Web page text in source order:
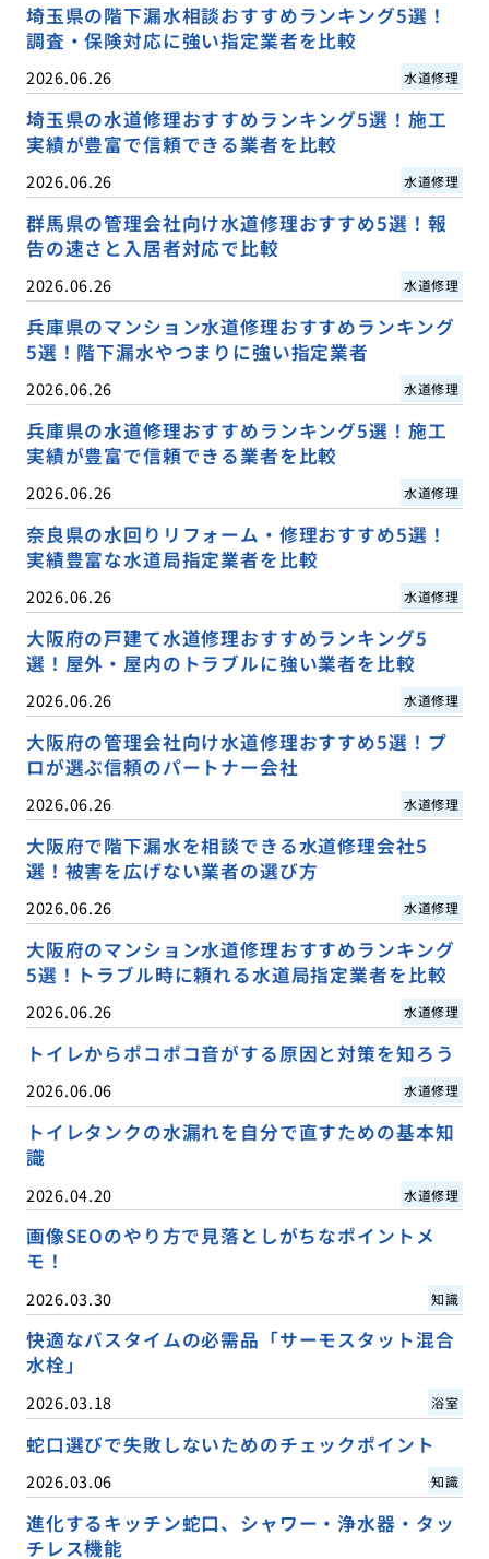
埼玉県の階下漏水相談おすすめランキング5選！
調査・保険対応に強い指定業者を比較
2026.06.26 水道修理
埼玉県の水道修理おすすめランキング5選！施工
実績が豊富で信頼できる業者を比較
2026.06.26 水道修理
群馬県の管理会社向け水道修理おすすめ5選！報
告の速さと入居者対応で比較
2026.06.26 水道修理
兵庫県のマンション水道修理おすすめランキング
5選！階下漏水やつまりに強い指定業者
2026.06.26 水道修理
兵庫県の水道修理おすすめランキング5選！施工
実績が豊富で信頼できる業者を比較
2026.06.26 水道修理
奈良県の水回りリフォーム・修理おすすめ5選！
実績豊富な水道局指定業者を比較
2026.06.26 水道修理
大阪府の戸建て水道修理おすすめランキング5
選！屋外・屋内のトラブルに強い業者を比較
2026.06.26 水道修理
大阪府の管理会社向け水道修理おすすめ5選！プ
ロが選ぶ信頼のパートナー会社
2026.06.26 水道修理
大阪府で階下漏水を相談できる水道修理会社5
選！被害を広げない業者の選び方
2026.06.26 水道修理
大阪府のマンション水道修理おすすめランキング
5選！トラブル時に頼れる水道局指定業者を比較
2026.06.26 水道修理
トイレからポコポコ音がする原因と対策を知ろう
2026.06.06 水道修理
トイレタンクの水漏れを自分で直すための基本知
識
2026.04.20 水道修理
画像SEOのやり方で見落としがちなポイントメ
モ！
2026.03.30 知識
快適なバスタイムの必需品「サーモスタット混合
水栓」
2026.03.18 浴室
蛇口選びで失敗しないためのチェックポイント
2026.03.06 知識
進化するキッチン蛇口、シャワー・浄水器・タッ
チレス機能